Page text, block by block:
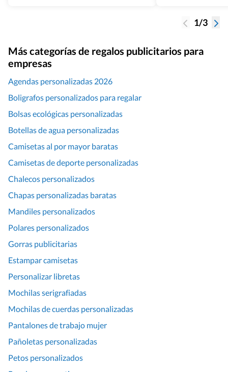
1/3
Más categorías de regalos publicitarios para
empresas
Agendas personalizadas 2026
Boligrafos personalizados para regalar
Bolsas ecológicas personalizadas
Botellas de agua personalizadas
Camisetas al por mayor baratas
Camisetas de deporte personalizadas
Chalecos personalizados
Chapas personalizadas baratas
Mandiles personalizados
Polares personalizados
Gorras publicitarias
Estampar camisetas
Personalizar libretas
Mochilas serigrafiadas
Mochilas de cuerdas personalizadas
Pantalones de trabajo mujer
Pañoletas personalizadas
Petos personalizados